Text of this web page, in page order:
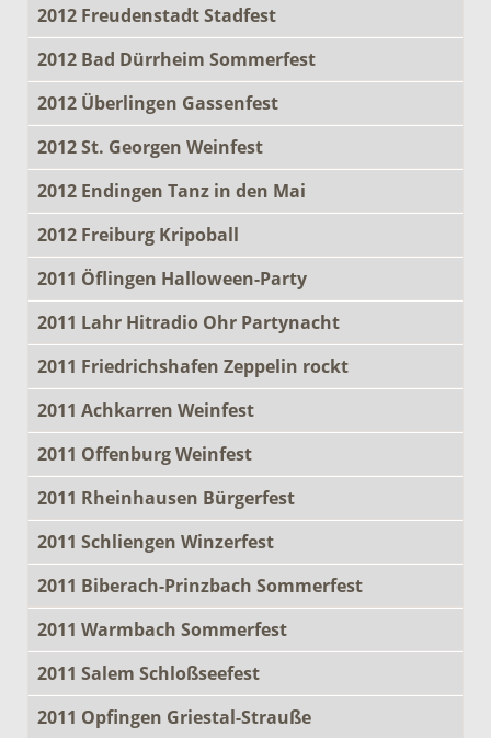
2012 Freudenstadt Stadfest
2012 Bad Dürrheim Sommerfest
2012 Überlingen Gassenfest
2012 St. Georgen Weinfest
2012 Endingen Tanz in den Mai
2012 Freiburg Kripoball
2011 Öflingen Halloween-Party
2011 Lahr Hitradio Ohr Partynacht
2011 Friedrichshafen Zeppelin rockt
2011 Achkarren Weinfest
2011 Offenburg Weinfest
2011 Rheinhausen Bürgerfest
2011 Schliengen Winzerfest
2011 Biberach-Prinzbach Sommerfest
2011 Warmbach Sommerfest
2011 Salem Schloßseefest
2011 Opfingen Griestal-Strauße